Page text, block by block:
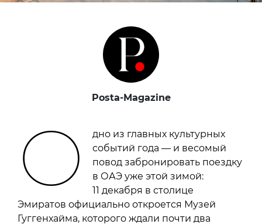
Posta-Magazine
О
дно из главных культурных
событий года — и весомый
повод забронировать поездку
в ОАЭ уже этой зимой:
11 декабря в столице
Эмиратов официально откроется Музей
Гуггенхайма, которого ждали почти два